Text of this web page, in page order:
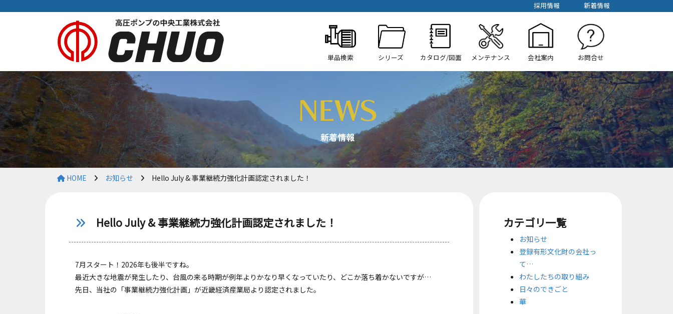
採用情報 新着情報
単品検索 シリーズ カタログ/図面 メンテナンス 会社案内 お問合せ
HOME お知らせ Hello July & 事業継続力強化計画認定されました！
Hello July & 事業継続力強化計画認定されました！
7月スタート！2026年も後半ですね。
最近大きな地震が発生したり、台風の来る時期が例年よりかなり早くなっていたり、どこか落ち着かないですが…
先日、当社の「事業継続力強化計画」が近畿経済産業局より認定されました。
カテゴリ一覧
お知らせ
登録有形文化財の会社っ
て…
わたしたちの取り組み
日々のできごと
華